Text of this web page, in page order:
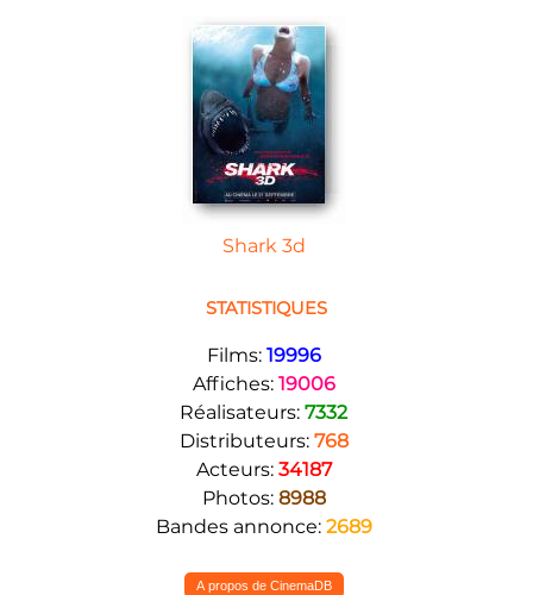
Shark 3d
STATISTIQUES
Films: 19996
Affiches: 19006
Réalisateurs: 7332
Distributeurs: 768
Acteurs: 34187
Photos: 8988
Bandes annonce: 2689
A propos de CinemaDB